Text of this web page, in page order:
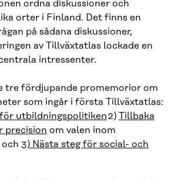
ordna diskussioner och
orter i Finland. Det finns en
på sådana diskussioner,
av Tillväxtatlas lockade en
intressenter.
tre fördjupande promemorior om
som ingår i första Tillväxtatlas:
utbildningspolitiken2) Tillbaka
precision om valen inom
3) Nästa steg för social- och